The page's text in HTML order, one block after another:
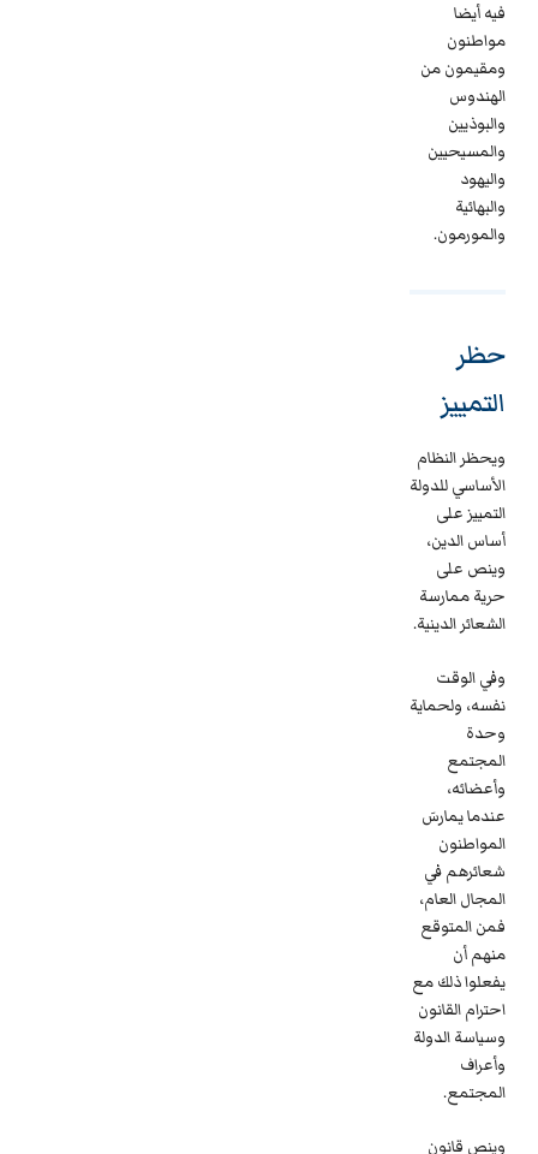
فيه أيضا
مواطنون
ومقيمون من
الهندوس
والبوذيين
والمسيحيين
واليهود
والبهائية
والمورمون.
حظر
التمييز
ويحظر النظام
الأساسي للدولة
التمييز على
أساس الدين،
وينص على
حرية ممارسة
الشعائر الدينية.
وفي الوقت
نفسه، ولحماية
وحدة
المجتمع
وأعضائه،
عندما يمارسَ
المواطنون
شعائرهم في
المجال العام،
فمن المتوقع
منهم أن
يفعلوا ذلك مع
احترام القانون
وسياسة الدولة
وأعراف
المجتمع.
وينص قانون